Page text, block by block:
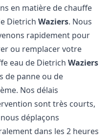
en matière de chauffe
DietrichWaziers. Nous
rapidement pour
ou remplacer votre
eau de DietrichWaziers
de panne ou de
Nos délais
sont très courts,
déplaçons
dans les 2 heures